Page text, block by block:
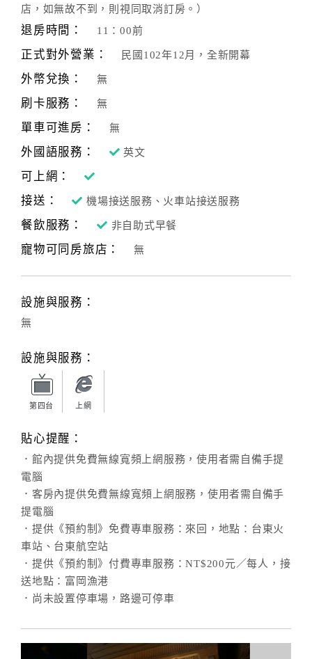
據
合
提
案
飯
合
作
廠
作
伴
商
品
宣
傳
店，如無故不到，則視同取消訂房。）
退房時間： 11：00前
正式對外營業： 民國102年12月，全新開幕
外幣兌換： 無
刷卡服務： 無
單車可進房： 無
外國語服務： 英文
可上網：
接送：
機場接送服務、火車站接送服務
餐飲服務： 非自助式早餐
寵物可同房旅店： 無
設施與服務：
無
設施與服務：
第四台 上網
貼心提醒：
．館內提供免費無線寬頻上網服務，使用者需自備手提
電腦
．客房內提供免費無線寬頻上網服務，使用者需自備手
提電腦
．提供《預約制》免費專車服務：來回，地點：台東火
車站、台東航空站
．提供《預約制》付費專車服務：NT$200元／每人，接
送地點：富岡漁港
．尚未設置停車場，路邊可停車